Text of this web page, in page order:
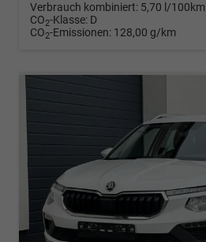
Verbrauch kombiniert: 5,70 l/100km
CO2-Klasse: D
CO2-Emissionen: 128,00 g/km